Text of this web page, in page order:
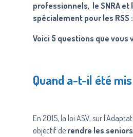
professionnels, le SNRA et
spécialement pour les RSS
Voici 5 questions que vous
Quand a-t-il été
En 2015, la loi ASV, sur
objectif de rendre les